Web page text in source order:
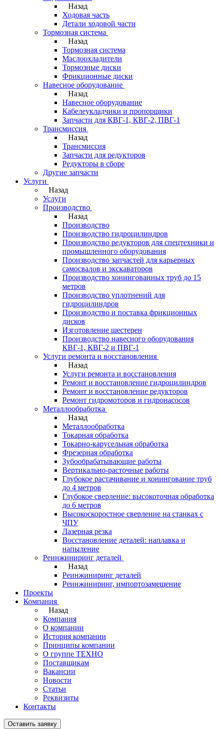
Назад
Ходовая часть
Детали ходовой части
Тормозная система
Назад
Тормозная система
Маслоохладители
Тормозные диски
Фрикционные диски
Навесное оборудование
Назад
Навесное оборудование
Кабелеукладчики и пропорщики
Запчасти для КВГ-1, КВГ-2, ПВГ-1
Трансмиссия
Назад
Трансмиссия
Запчасти для редукторов
Редукторы в сборе
Другие запчасти
Услуги
Назад
Услуги
Производство
Назад
Производство
Производство гидроцилиндров
Производство редукторов для спецтехники и
промышленного оборудования
Производство запчастей для карьерных
самосвалов и экскаваторов
Производство хонингованных труб до 15
метров
Производство уплотнений для
гидроцилиндров
Производство и поставка фрикционных
дисков
Изготовление шестерен
Производство навесного оборудования
КВГ-1, КВГ-2 и ПВГ-1
Услуги ремонта и восстановления
Назад
Услуги ремонта и восстановления
Ремонт и восстановление гидроцилиндров
Ремонт и восстановление редукторов
Ремонт гидромоторов и гидронасосов
Металлообработка
Назад
Металлообработка
Токарная обработка
Токарно-карусельная обработка
Фрезерная обработка
Зубообрабатывающие работы
Вертикально-расточные работы
Глубокое растачивание и хонингование труб
до 4 метров
Глубокое сверление: высокоточная обработка
до 6 метров
Высокоскоростное сверление на станках с
ЧПУ
Лазерная резка
Восстановление деталей: наплавка и
напыление
Реинжиниринг деталей
Назад
Реинжиниринг деталей
Реинжиниринг, импортозамещение
Проекты
Компания
Назад
Компания
О компании
История компании
Принципы компании
О группе ТЕХНО
Поставщикам
Вакансии
Новости
Статьи
Реквизиты
Контакты
Оставить заявку